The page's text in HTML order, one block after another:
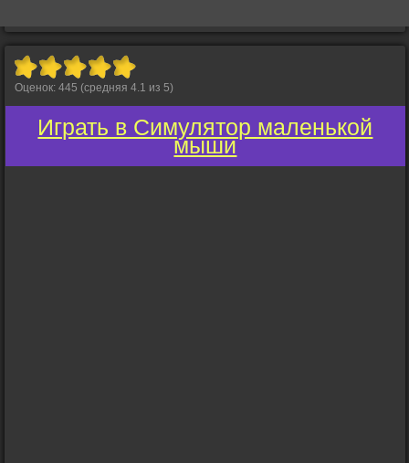
Оценок: 445 (средняя 4.1 из 5)
Играть в Симулятор маленькой
мыши